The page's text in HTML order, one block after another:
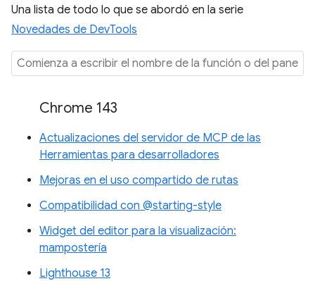
Una lista de todo lo que se abordó en la serie
Novedades de DevTools
Chrome 143
Actualizaciones del servidor de MCP de las
Herramientas para desarrolladores
Mejoras en el uso compartido de rutas
Compatibilidad con @starting-style
Widget del editor para la visualización:
mampostería
Lighthouse 13